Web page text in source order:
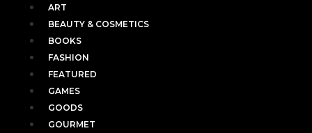
ART
BEAUTY & COSMETICS
BOOKS
FASHION
FEATURED
GAMES
GOODS
GOURMET